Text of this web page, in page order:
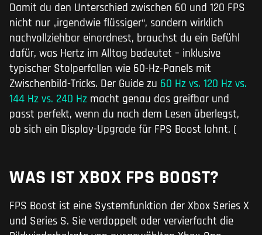
Damit du den Unterschied zwischen 60 und 120 FPS
nicht nur „irgendwie flüssiger“, sondern wirklich
nachvollziehbar einordnest, brauchst du ein Gefühl
dafür, was Hertz im Alltag bedeutet – inklusive
typischer Stolperfallen wie 60-Hz-Panels mit
Zwischenbild-Tricks. Der Guide zu 60 Hz vs. 120 Hz vs.
144 Hz vs. 240 Hz macht genau das greifbar und
passt perfekt, wenn du nach dem Lesen überlegst,
ob sich ein Display-Upgrade für FPS Boost lohnt. (
WAS IST XBOX FPS BOOST?
FPS Boost ist eine Systemfunktion der Xbox Series X
und Series S. Sie verdoppelt oder vervierfacht die